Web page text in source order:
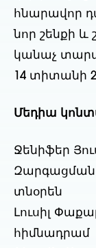
հնարավոր
նոր շենքի և
կանաչ
14 տիտանի
Մեդիա
Ջենիֆեր
Զարգացման
տնօրեն
Լուսիլ
հիմնադրամ